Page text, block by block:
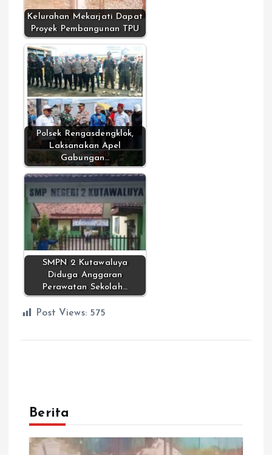
Kelurahan Mekarjati Dapat
Proyek Pembangunan TPU
Polsek Rengasdengklok,
Laksanakan Apel
Gabungan…
SMPN 2 Kutawaluya
Diduga Anggaran
Perawatan Sekolah…
Post Views: 575
Berita